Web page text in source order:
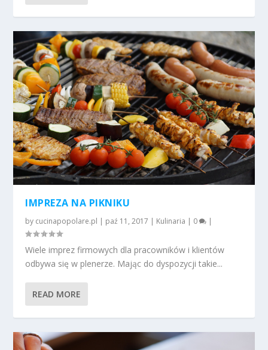
IMPREZA NA PIKNIKU
by cucinapopolare.pl paź 11, 2017 Kulinaria 0
Wiele imprez firmowych dla pracowników i klientów
odbywa się w plenerze. Mając do dyspozycji takie...
READ MORE